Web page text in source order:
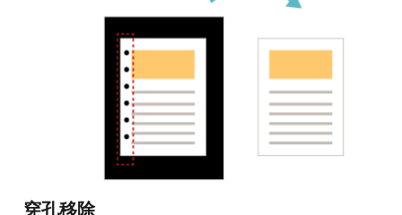
穿孔移除